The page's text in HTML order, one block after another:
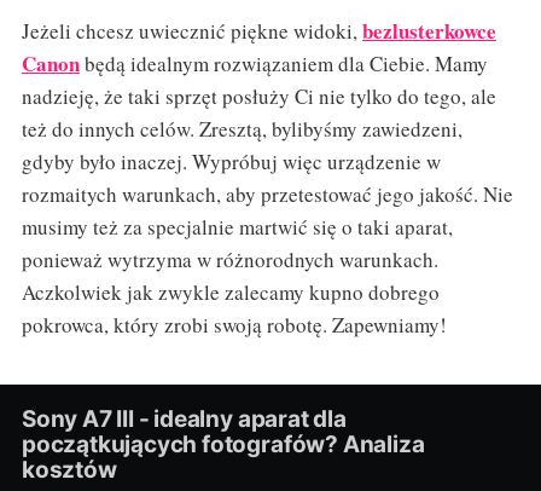
Jeżeli chcesz uwiecznić piękne widoki,bezlusterkowce
Canonbędą idealnym rozwiązaniem dla Ciebie. Mamy
nadzieję, że taki sprzęt posłuży Ci nie tylko do tego, ale
też do innych celów. Zresztą, bylibyśmy zawiedzeni,
gdyby było inaczej. Wypróbuj więc urządzenie w
rozmaitych warunkach, aby przetestować jego jakość. Nie
musimy też za specjalnie martwić się o taki aparat,
ponieważ wytrzyma w różnorodnych warunkach.
Aczkolwiek jak zwykle zalecamy kupno dobrego
pokrowca, który zrobi swoją robotę. Zapewniamy!
Sony A7 III - idealny aparat dla
początkujących fotografów? Analiza
kosztów